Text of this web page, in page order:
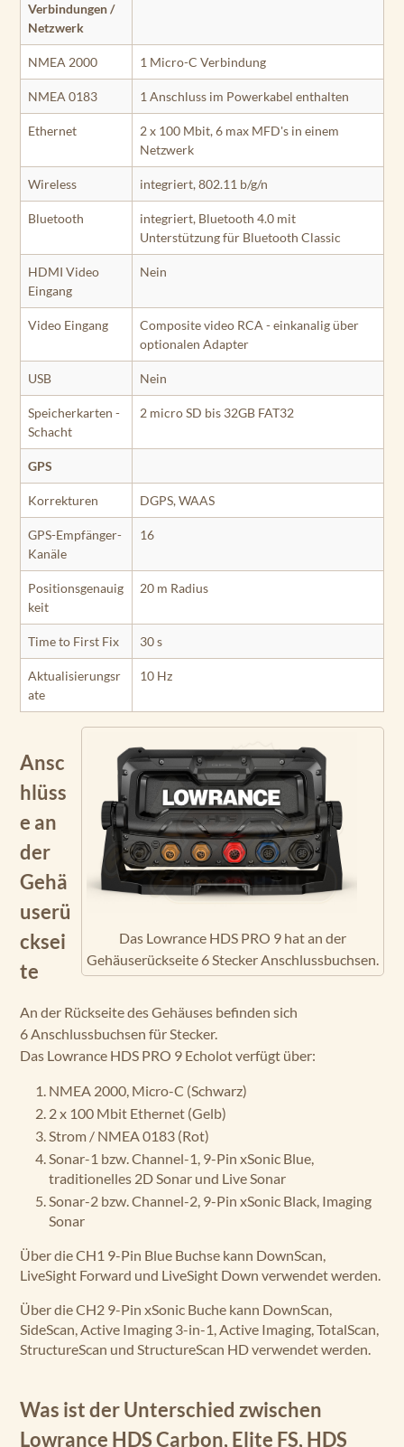
Verbindungen /
Netzwerk
NMEA 2000 1 Micro-C Verbindung
NMEA 0183 1 Anschluss im Powerkabel enthalten
Ethernet
2 x 100 Mbit, 6 max MFD's in einem
Netzwerk
Wireless integriert, 802.11 b/g/n
Bluetooth
integriert, Bluetooth 4.0 mit
Unterstützung für Bluetooth Classic
HDMI Video
Eingang
Nein
Video Eingang
Composite video RCA - einkanalig über
optionalen Adapter
USB Nein
Speicherkarten -
Schacht
2 micro SD bis 32GB FAT32
GPS
Korrekturen DGPS, WAAS
GPS-Empfänger-
Kanäle
16
Positionsgenauig
keit
20 m Radius
Time to First Fix 30 s
Aktualisierungsr
ate
10 Hz
Das Lowrance HDS PRO 9 hat an der
Gehäuserückseite 6 Stecker Anschlussbuchsen.
Ansc
hlüss
e an
der
Gehä
userü
cksei
te
An der Rückseite des Gehäuses befinden sich
6 Anschlussbuchsen für Stecker.
Das Lowrance HDS PRO 9 Echolot verfügt über:
NMEA 2000, Micro-C (Schwarz)
2 x 100 Mbit Ethernet (Gelb)
Strom / NMEA 0183 (Rot)
Sonar-1 bzw. Channel-1, 9-Pin xSonic Blue,
traditionelles 2D Sonar und Live Sonar
Sonar-2 bzw. Channel-2, 9-Pin xSonic Black, Imaging
Sonar
Über die CH1 9-Pin Blue Buchse kann DownScan,
LiveSight Forward und LiveSight Down verwendet werden.
Über die CH2 9-Pin xSonic Buche kann DownScan,
SideScan, Active Imaging 3-in-1, Active Imaging, TotalScan,
StructureScan und StructureScan HD verwendet werden.
Was ist der Unterschied zwischen
Lowrance HDS Carbon, Elite FS, HDS